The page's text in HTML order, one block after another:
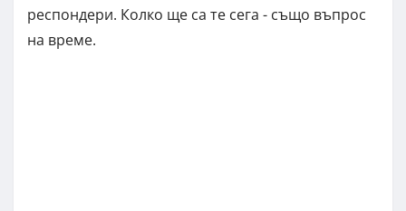
респондери. Колко ще са те сега - също въпрос
на време.